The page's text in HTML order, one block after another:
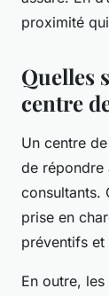
proximité
Quelles
centre
Un centre
de répondre
consultants.
prise en
préventifs et
En outre,